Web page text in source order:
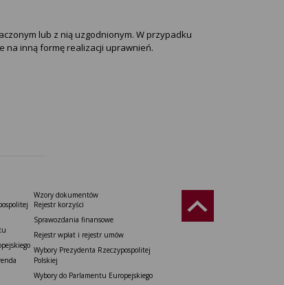
lub z nią uzgodnionym. W przypadku
na inną formę realizacji uprawnień.
Wzory dokumentów
Rejestr korzyści
Sprawozdania finansowe
Rejestr wpłat i rejestr umów
Wybory Prezydenta Rzeczypospolitej
Polskiej
Wybory do Parlamentu Europejskiego